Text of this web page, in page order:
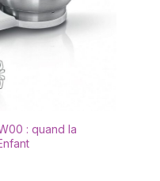
: quand la